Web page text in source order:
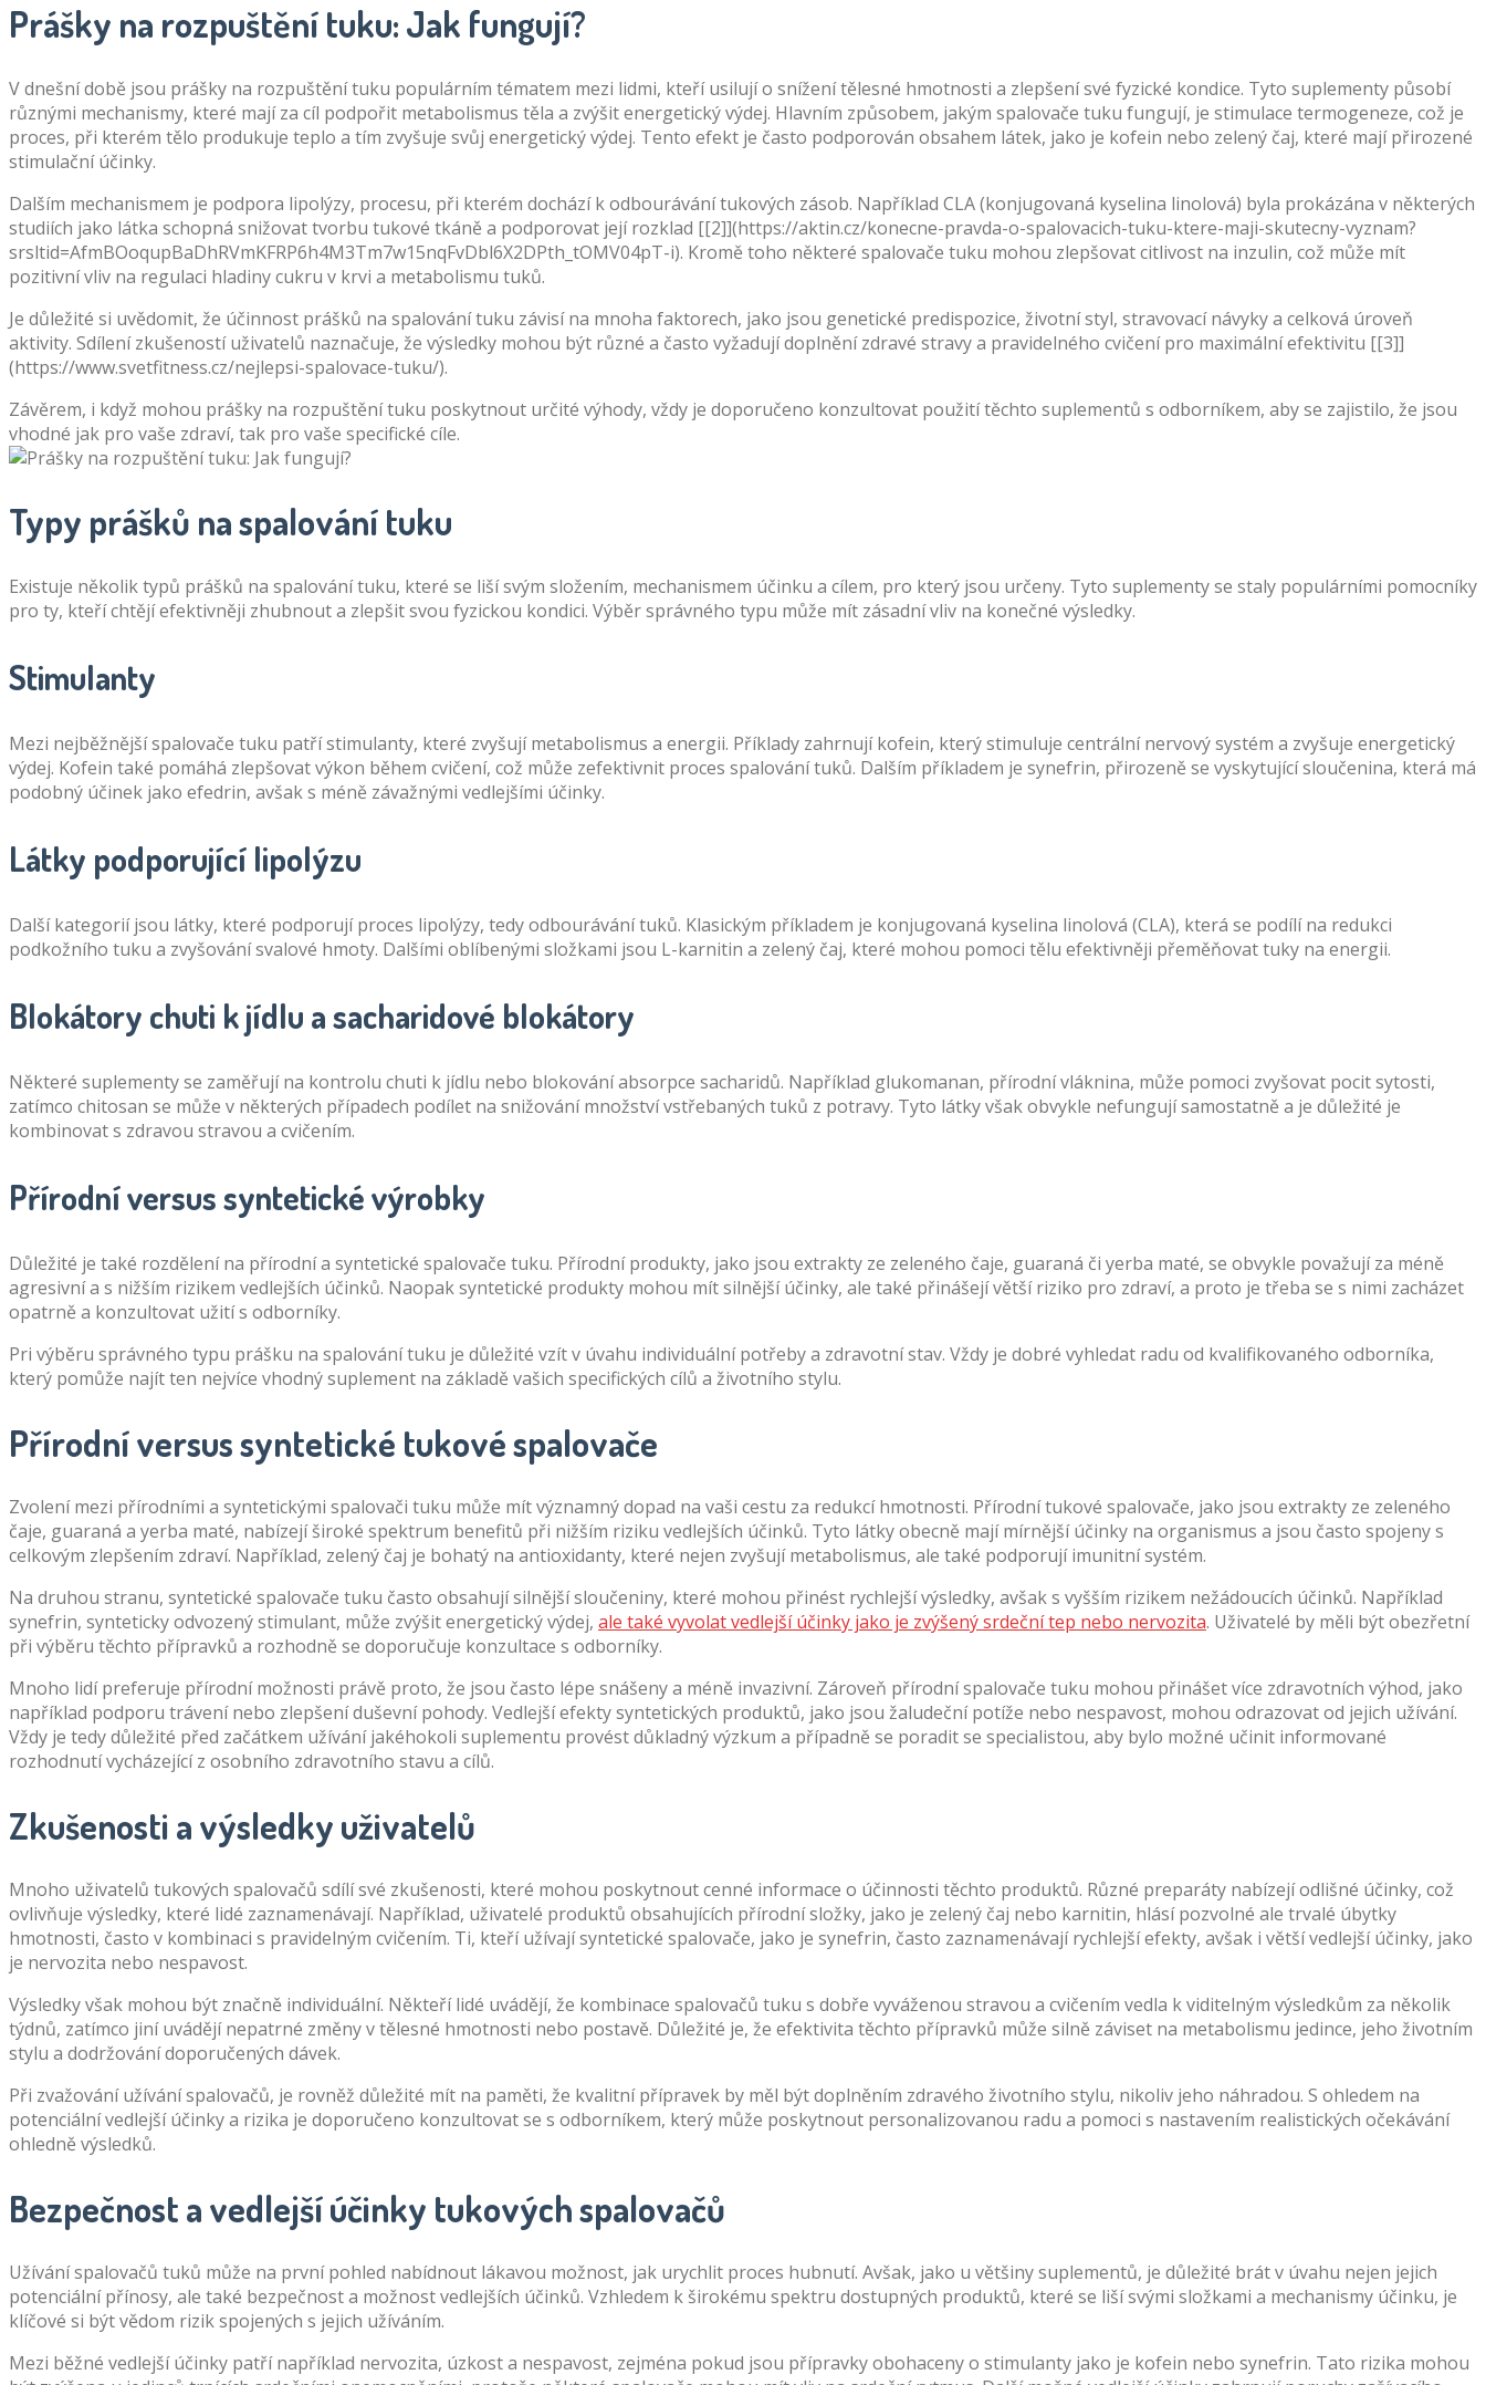
Prášky na rozpuštění tuku: Jak fungují?
V dnešní době jsou prášky na rozpuštění tuku populárním tématem mezi lidmi, kteří usilují o snížení tělesné hmotnosti a zlepšení své fyzické kondice. Tyto suplementy působí
různými mechanismy, které mají za cíl podpořit metabolismus těla a zvýšit energetický výdej. Hlavním způsobem, jakým spalovače tuku fungují, je stimulace termogeneze, což je
proces, při kterém tělo produkuje teplo a tím zvyšuje svůj energetický výdej. Tento efekt je často podporován obsahem látek, jako je kofein nebo zelený čaj, které mají přirozené
stimulační účinky.
Dalším mechanismem je podpora lipolýzy, procesu, při kterém dochází k odbourávání tukových zásob. Například CLA (konjugovaná kyselina linolová) byla prokázána v některých
studiích jako látka schopná snižovat tvorbu tukové tkáně a podporovat její rozklad [[2]](https://aktin.cz/konecne-pravda-o-spalovacich-tuku-ktere-maji-skutecny-vyznam?
srsltid=AfmBOoqupBaDhRVmKFRP6h4M3Tm7w15nqFvDbl6X2DPth_tOMV04pT-i). Kromě toho některé spalovače tuku mohou zlepšovat citlivost na inzulin, což může mít
pozitivní vliv na regulaci hladiny cukru v krvi a metabolismu tuků.
Je důležité si uvědomit, že účinnost prášků na spalování tuku závisí na mnoha faktorech, jako jsou genetické predispozice, životní styl, stravovací návyky a celková úroveň
aktivity. Sdílení zkušeností uživatelů naznačuje, že výsledky mohou být různé a často vyžadují doplnění zdravé stravy a pravidelného cvičení pro maximální efektivitu [[3]]
(https://www.svetfitness.cz/nejlepsi-spalovace-tuku/).
Závěrem, i když mohou prášky na rozpuštění tuku poskytnout určité výhody, vždy je doporučeno konzultovat použití těchto suplementů s odborníkem, aby se zajistilo, že jsou
vhodné jak pro vaše zdraví, tak pro vaše specifické cíle.
Typy prášků na spalování tuku
Existuje několik typů prášků na spalování tuku, které se liší svým složením, mechanismem účinku a cílem, pro který jsou určeny. Tyto suplementy se staly populárními pomocníky
pro ty, kteří chtějí efektivněji zhubnout a zlepšit svou fyzickou kondici. Výběr správného typu může mít zásadní vliv na konečné výsledky.
Stimulanty
Mezi nejběžnější spalovače tuku patří stimulanty, které zvyšují metabolismus a energii. Příklady zahrnují kofein, který stimuluje centrální nervový systém a zvyšuje energetický
výdej. Kofein také pomáhá zlepšovat výkon během cvičení, což může zefektivnit proces spalování tuků. Dalším příkladem je synefrin, přirozeně se vyskytující sloučenina, která má
podobný účinek jako efedrin, avšak s méně závažnými vedlejšími účinky.
Látky podporující lipolýzu
Další kategorií jsou látky, které podporují proces lipolýzy, tedy odbourávání tuků. Klasickým příkladem je konjugovaná kyselina linolová (CLA), která se podílí na redukci
podkožního tuku a zvyšování svalové hmoty. Dalšími oblíbenými složkami jsou L-karnitin a zelený čaj, které mohou pomoci tělu efektivněji přeměňovat tuky na energii.
Blokátory chuti k jídlu a sacharidové blokátory
Některé suplementy se zaměřují na kontrolu chuti k jídlu nebo blokování absorpce sacharidů. Například glukomanan, přírodní vláknina, může pomoci zvyšovat pocit sytosti,
zatímco chitosan se může v některých případech podílet na snižování množství vstřebaných tuků z potravy. Tyto látky však obvykle nefungují samostatně a je důležité je
kombinovat s zdravou stravou a cvičením.
Přírodní versus syntetické výrobky
Důležité je také rozdělení na přírodní a syntetické spalovače tuku. Přírodní produkty, jako jsou extrakty ze zeleného čaje, guaraná či yerba maté, se obvykle považují za méně
agresivní a s nižším rizikem vedlejších účinků. Naopak syntetické produkty mohou mít silnější účinky, ale také přinášejí větší riziko pro zdraví, a proto je třeba se s nimi zacházet
opatrně a konzultovat užití s odborníky.
Pri výběru správného typu prášku na spalování tuku je důležité vzít v úvahu individuální potřeby a zdravotní stav. Vždy je dobré vyhledat radu od kvalifikovaného odborníka,
který pomůže najít ten nejvíce vhodný suplement na základě vašich specifických cílů a životního stylu.
Přírodní versus syntetické tukové spalovače
Zvolení mezi přírodními a syntetickými spalovači tuku může mít významný dopad na vaši cestu za redukcí hmotnosti. Přírodní tukové spalovače, jako jsou extrakty ze zeleného
čaje, guaraná a yerba maté, nabízejí široké spektrum benefitů při nižším riziku vedlejších účinků. Tyto látky obecně mají mírnější účinky na organismus a jsou často spojeny s
celkovým zlepšením zdraví. Například, zelený čaj je bohatý na antioxidanty, které nejen zvyšují metabolismus, ale také podporují imunitní systém.
Na druhou stranu, syntetické spalovače tuku často obsahují silnější sloučeniny, které mohou přinést rychlejší výsledky, avšak s vyšším rizikem nežádoucích účinků. Například
synefrin, synteticky odvozený stimulant, může zvýšit energetický výdej, ale také vyvolat vedlejší účinky jako je zvýšený srdeční tep nebo nervozita. Uživatelé by měli být obezřetní
při výběru těchto přípravků a rozhodně se doporučuje konzultace s odborníky.
Mnoho lidí preferuje přírodní možnosti právě proto, že jsou často lépe snášeny a méně invazivní. Zároveň přírodní spalovače tuku mohou přinášet více zdravotních výhod, jako
například podporu trávení nebo zlepšení duševní pohody. Vedlejší efekty syntetických produktů, jako jsou žaludeční potíže nebo nespavost, mohou odrazovat od jejich užívání.
Vždy je tedy důležité před začátkem užívání jakéhokoli suplementu provést důkladný výzkum a případně se poradit se specialistou, aby bylo možné učinit informované
rozhodnutí vycházející z osobního zdravotního stavu a cílů.
Zkušenosti a výsledky uživatelů
Mnoho uživatelů tukových spalovačů sdílí své zkušenosti, které mohou poskytnout cenné informace o účinnosti těchto produktů. Různé preparáty nabízejí odlišné účinky, což
ovlivňuje výsledky, které lidé zaznamenávají. Například, uživatelé produktů obsahujících přírodní složky, jako je zelený čaj nebo karnitin, hlásí pozvolné ale trvalé úbytky
hmotnosti, často v kombinaci s pravidelným cvičením. Ti, kteří užívají syntetické spalovače, jako je synefrin, často zaznamenávají rychlejší efekty, avšak i větší vedlejší účinky, jako
je nervozita nebo nespavost.
Výsledky však mohou být značně individuální. Někteří lidé uvádějí, že kombinace spalovačů tuku s dobře vyváženou stravou a cvičením vedla k viditelným výsledkům za několik
týdnů, zatímco jiní uvádějí nepatrné změny v tělesné hmotnosti nebo postavě. Důležité je, že efektivita těchto přípravků může silně záviset na metabolismu jedince, jeho životním
stylu a dodržování doporučených dávek.
Při zvažování užívání spalovačů, je rovněž důležité mít na paměti, že kvalitní přípravek by měl být doplněním zdravého životního stylu, nikoliv jeho náhradou. S ohledem na
potenciální vedlejší účinky a rizika je doporučeno konzultovat se s odborníkem, který může poskytnout personalizovanou radu a pomoci s nastavením realistických očekávání
ohledně výsledků.
Bezpečnost a vedlejší účinky tukových spalovačů
Užívání spalovačů tuků může na první pohled nabídnout lákavou možnost, jak urychlit proces hubnutí. Avšak, jako u většiny suplementů, je důležité brát v úvahu nejen jejich
potenciální přínosy, ale také bezpečnost a možnost vedlejších účinků. Vzhledem k širokému spektru dostupných produktů, které se liší svými složkami a mechanismy účinku, je
klíčové si být vědom rizik spojených s jejich užíváním.
Mezi běžné vedlejší účinky patří například nervozita, úzkost a nespavost, zejména pokud jsou přípravky obohaceny o stimulanty jako je kofein nebo synefrin. Tato rizika mohou